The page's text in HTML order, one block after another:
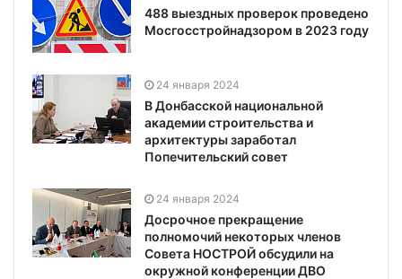
488 выездных проверок проведено
Мосгосстройнадзором в 2023 году
24 января 2024
В Донбасской национальной
академии строительства и
архитектуры заработал
Попечительский совет
24 января 2024
Досрочное прекращение
полномочий некоторых членов
Совета НОСТРОЙ обсудили на
окружной конференции ДВО